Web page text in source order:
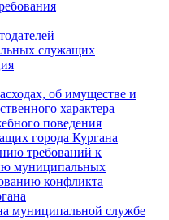
служащих
об имуществе и
характера
поведения
города Кургана
требований к
муниципальных
конфликта
муниципальной службе